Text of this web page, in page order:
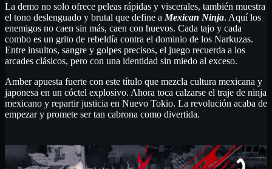
La demo no solo ofrece peleas rápidas y viscerales, también muestra
el tono deslenguado y brutal que define a Mexican Ninja. Aquí los
enemigos no caen sin más, caen con huevos. Cada tajo y cada
combo es un grito de rebeldía contra el dominio de los Narkuzas.
Entre insultos, sangre y golpes precisos, el juego recuerda a los
arcades clásicos, pero con una identidad sin miedo al exceso.
Amber apuesta fuerte con este título que mezcla cultura mexicana y
japonesa en un cóctel explosivo. Ahora toca calzarse el traje de ninja
mexicano y repartir justicia en Nuevo Tokio. La revolución acaba de
empezar y promete ser tan cabrona como divertida.